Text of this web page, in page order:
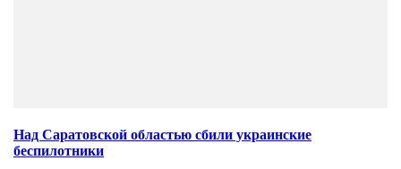
Над Саратовской областью сбили украинские
беспилотники